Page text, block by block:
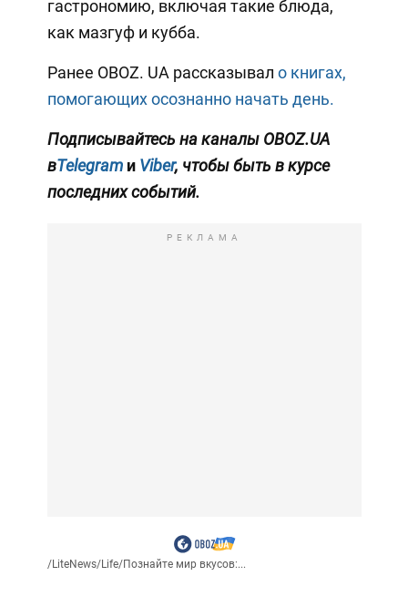
гастрономию, включая такие блюда,
как мазгуф и кубба.
Ранее OBOZ. UA рассказывал о книгах,
помогающих осознанно начать день.
Подписывайтесь на каналы OBOZ.UA
вTelegramи Viber, чтобы быть в курсе
последних событий.
РЕКЛАМА
/LiteNews/Life/Познайте мир вкусов:...